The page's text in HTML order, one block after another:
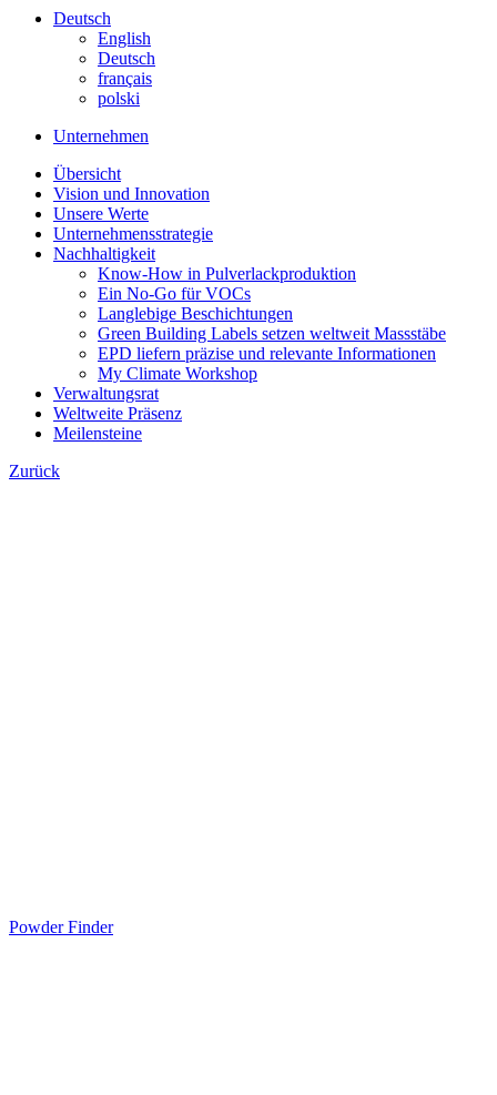
Deutsch
English
Deutsch
français
polski
Unternehmen
Übersicht
Vision und Innovation
Unsere Werte
Unternehmensstrategie
Nachhaltigkeit
Know-How in Pulverlackproduktion
Ein No-Go für VOCs
Langlebige Beschichtungen
Green Building Labels setzen weltweit Massstäbe
EPD liefern präzise und relevante Informationen
My Climate Workshop
Verwaltungsrat
Weltweite Präsenz
Meilensteine
Zurück
Powder Finder